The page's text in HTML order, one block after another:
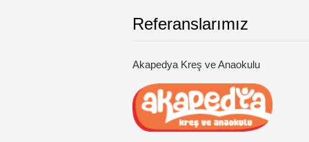
Referanslarımız
Akapedya Kreş ve Anaokulu